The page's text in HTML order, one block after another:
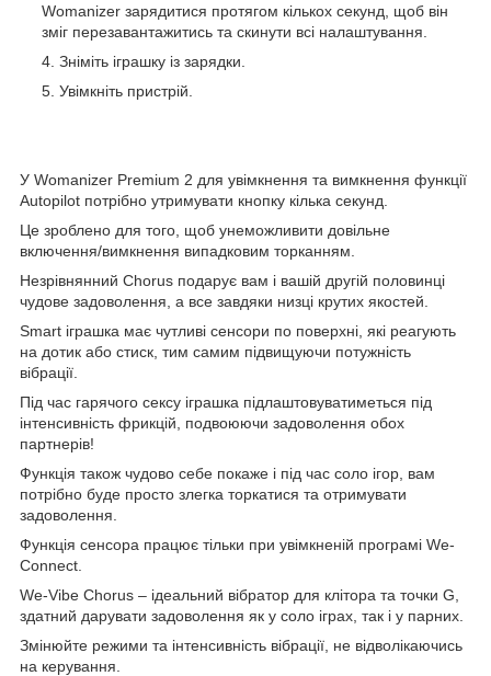
Womanizer зарядитися протягом кількох секунд, щоб він
зміг перезавантажитись та скинути всі налаштування.
Зніміть іграшку із зарядки.
Увімкніть пристрій.
У Womanizer Premium 2 для увімкнення та вимкнення функції
Autopilot потрібно утримувати кнопку кілька секунд.
Це зроблено для того, щоб унеможливити довільне
включення/вимкнення випадковим торканням.
Незрівнянний Chorus подарує вам і вашій другій половинці
чудове задоволення, а все завдяки низці крутих якостей.
Smart іграшка має чутливі сенсори по поверхні, які реагують
на дотик або стиск, тим самим підвищуючи потужність
вібрації.
Під час гарячого сексу іграшка підлаштовуватиметься під
інтенсивність фрикцій, подвоюючи задоволення обох
партнерів!
Функція також чудово себе покаже і під час соло ігор, вам
потрібно буде просто злегка торкатися та отримувати
задоволення.
Функція сенсора працює тільки при увімкненій програмі We-
Connect.
We-Vibe Chorus – ідеальний вібратор для клітора та точки G,
здатний дарувати задоволення як у соло іграх, так і у парних.
Змінюйте режими та інтенсивність вібрації, не відволікаючись
на керування.